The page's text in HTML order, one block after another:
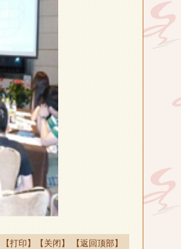
【打印 】【 关闭 】 【返回顶部】